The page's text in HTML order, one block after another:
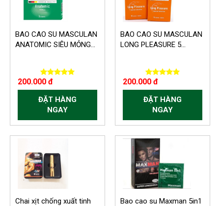
BAO CAO SU MASCULAN
ANATOMIC SIÊU MỎNG...
200.000 đ
ĐẶT HÀNG
NGAY
BAO CAO SU MASCULAN
LONG PLEASURE 5...
200.000 đ
ĐẶT HÀNG
NGAY
Chai xịt chống xuất tinh
Bao cao su Maxman 5in1